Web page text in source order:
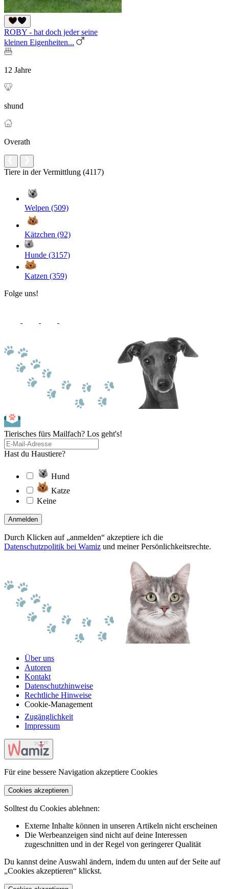
ROBY - hat doch jeder seine
kleinen Eigenheiten...
12 Jahre
shund
Overath
Tiere in der Vermittlung (4117)
Welpen (509)
Kätzchen (92)
Hunde (3157)
Katzen (359)
Folge uns!
Tierisches fürs Mailfach? Los geht's!
Hast du Haustiere?
Hund
Katze
Keine
Anmelden
Durch Klicken auf „anmelden“ akzeptiere ich die
Datenschutzpolitik bei Wamiz und meiner Persönlichkeitsrechte.
Über uns
Autoren
Kontakt
Datenschutzhinweise
Rechtliche Hinweise
Cookie-Management
Zugänglichkeit
Impressum
Für eine bessere Navigation akzeptiere Cookies
Cookies akzeptieren
Solltest du Cookies ablehnen:
Externe Inhalte können in unseren Artikeln nicht erscheinen
Die Werbeanzeigen sind nicht auf deine Interessen
zugeschnitten und in der Regel von geringerer Qualität
Du kannst deine Auswahl ändern, indem du unten auf der Seite auf
„Cookies akzeptieren“ klickst.